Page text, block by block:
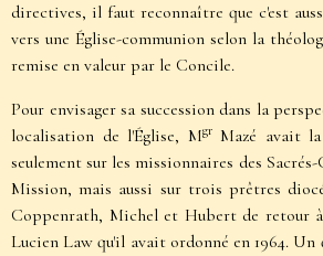
directives, il faut reconnaître que c'est
vers une Église-communion selon la
remise en valeur par le Concile.
Pour envisager sa succession dans la
localisation de l'Église, MgrMazé avait
seulement sur les missionnaires des
Mission, mais aussi sur trois prêtres
Coppenrath, Michel et Hubert de retour
Lucien Law qu'il avait ordonné en 1964.